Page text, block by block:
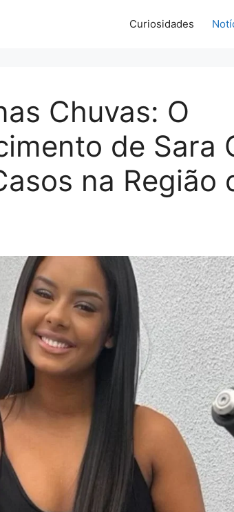
Curiosidades
Chuvas: O
de Sara
na Região